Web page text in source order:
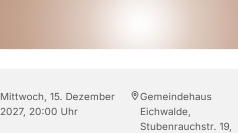
Mittwoch, 15. Dezember
2027, 20:00 Uhr
Gemeindehaus
Eichwalde,
Stubenrauchstr. 19,